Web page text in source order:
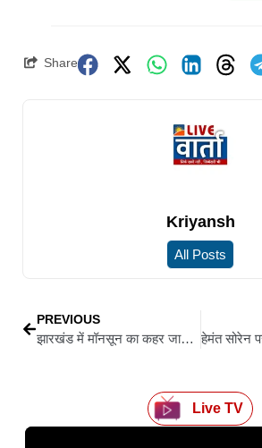
Share
Kriyansh
All Posts
PREVIOUS
झारखंड में मॉनसून का कहर जारी: 24 अगस्त तक भारी बारिश और तेज़ आंधी का अलर्ट, कई ज़िले जलमग्न
Live TV